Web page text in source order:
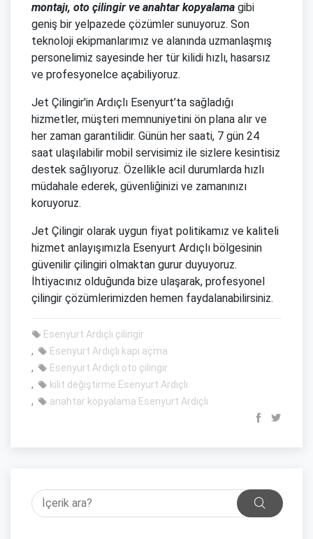
montajı, oto çilingir ve anahtar kopyalama gibi
geniş bir yelpazede çözümler sunuyoruz. Son
teknoloji ekipmanlarımız ve alanında uzmanlaşmış
personelimiz sayesinde her tür kilidi hızlı, hasarsız
ve profesyonelce açabiliyoruz.
Jet Çilingir'in Ardıçlı Esenyurt’ta sağladığı
hizmetler, müşteri memnuniyetini ön plana alır ve
her zaman garantilidir. Günün her saati, 7 gün 24
saat ulaşılabilir mobil servisimiz ile sizlere kesintisiz
destek sağlıyoruz. Özellikle acil durumlarda hızlı
müdahale ederek, güvenliğinizi ve zamanınızı
koruyoruz.
Jet Çilingir olarak uygun fiyat politikamız ve kaliteli
hizmet anlayışımızla Esenyurt Ardıçlı bölgesinin
güvenilir çilingiri olmaktan gurur duyuyoruz.
İhtiyacınız olduğunda bize ulaşarak, profesyonel
çilingir çözümlerimizden hemen faydalanabilirsiniz.
Esenyurt Ardıçlı çilingir
Esenyurt Ardıçlı kapı açma
Esenyurt Ardıçlı oto çilingir
kilit değiştirme Esenyurt Ardıçlı
anahtar kopyalama Esenyurt Ardıçlı